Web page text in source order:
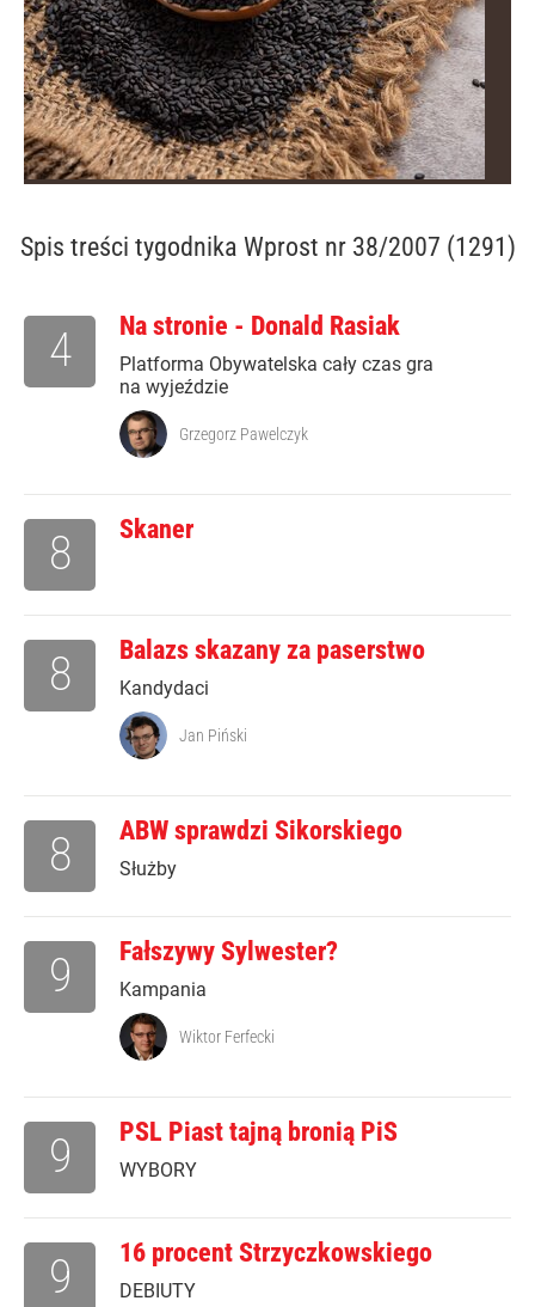
Spis treści tygodnika Wprost nr 38/2007 (1291)
Na stronie - Donald Rasiak
Platforma Obywatelska cały czas gra
na wyjeździe
4
Grzegorz Pawelczyk
Skaner
8
Balazs skazany za paserstwo
Kandydaci
8
Jan Piński
ABW sprawdzi Sikorskiego
Służby
8
Fałszywy Sylwester?
Kampania
9
Wiktor Ferfecki
PSL Piast tajną bronią PiS
WYBORY
9
16 procent Strzyczkowskiego
DEBIUTY
9